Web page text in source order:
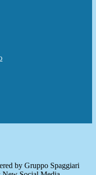
by Gruppo Spaggiari